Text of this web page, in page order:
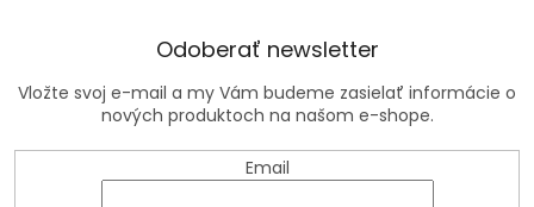
Odoberať newsletter
Vložte svoj e-mail a my Vám budeme zasielať informácie o
nových produktoch na našom e-shope.
Email